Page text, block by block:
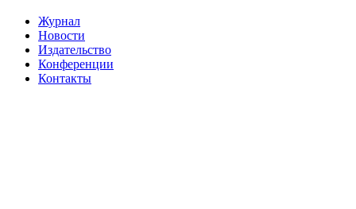
Журнал
Новости
Издательство
Конференции
Контакты